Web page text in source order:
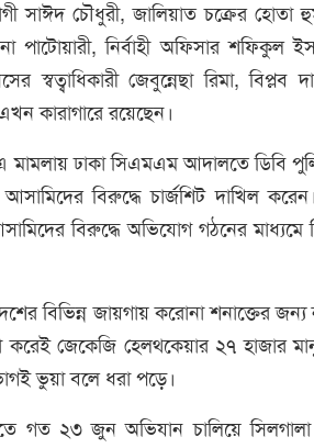
সাঈদ চৌধুরী, জালিয়াত চক্রের হোতা
পাটোয়ারী, নির্বাহী অফিসার শফিকুল
স্বত্বাধিকারী জেবুন্নেছা রিমা, বিপ্লব
কারাগারে রয়েছেন।
ঢাকা সিএমএম আদালতে ডিবি
বিরুদ্ধে চার্জশিট দাখিল
বিরুদ্ধে অভিযোগ গঠনের মাধ্যমে
বিভিন্ন জায়গায় করোনা শনাক্তের জন‌্য
করেই জেকেজি হেলথকেয়ার ২৭ হাজার
ভুয়া বলে ধরা পড়ে।
গত ২৩ জুন অভিযান চালিয়ে